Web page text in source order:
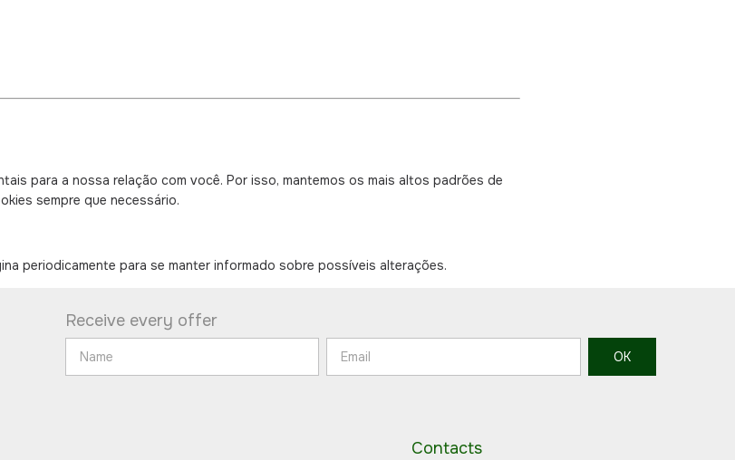
para a nossa relação com você. Por isso, mantemos os mais altos padrões de
sempre que necessário.
periodicamente para se manter informado sobre possíveis alterações.
Receive every offer
Contacts